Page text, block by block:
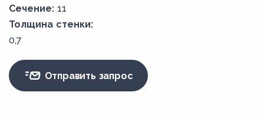
Сечение: 11
Толщина стенки:
0,7
Отправить запрос